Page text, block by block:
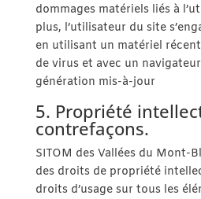
dommages matériels liés à
plus, l’utilisateur du site
en utilisant un matériel
de virus et avec un
génération mis-à-jour
5. Propriété
contrefaçons.
SITOM des Vallées du Mont-
des droits de propriété
droits d’usage sur tous les